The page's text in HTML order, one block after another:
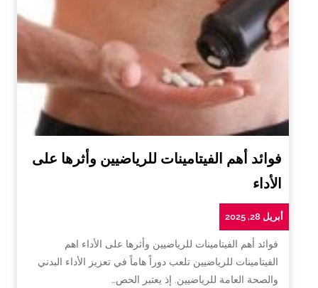
فوائد أهم الفيتامينات للرياضيين وأثرها على
الأداء
أبريل 28, 2025
فوائد أهم الفيتامينات للرياضيين وأثرها على الأداء اهم
الفيتامينات للرياضيين تلعب دوراً هاماً في تعزيز الأداء البدني
والصحة العامة للرياضيين. إذ يعتبر الحص…